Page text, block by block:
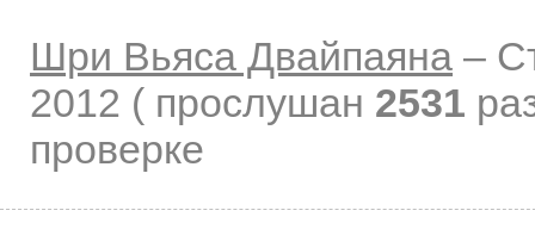
Шри Вьяса Двайпаяна –
2012 ( прослушан 2531
проверке